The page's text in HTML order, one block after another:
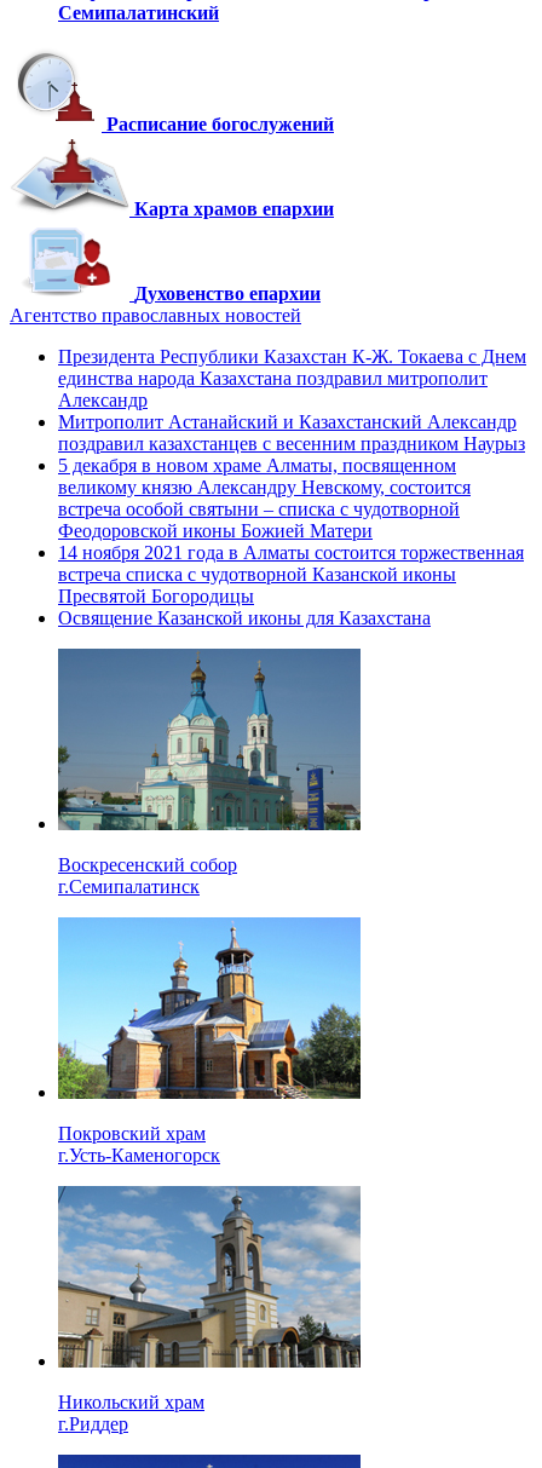
Семипалатинский
Расписание богослужений
Карта храмов епархии
Духовенство епархии
Агентство православных новостей
Президента Республики Казахстан К-Ж. Токаева с Днем
единства народа Казахстана поздравил митрополит
Александр
Митрополит Астанайский и Казахстанский Александр
поздравил казахстанцев с весенним праздником Наурыз
5 декабря в новом храме Алматы, посвященном
великому князю Александру Невскому, состоится
встреча особой святыни – списка с чудотворной
Феодоровской иконы Божией Матери
14 ноября 2021 года в Алматы состоится торжественная
встреча списка с чудотворной Казанской иконы
Пресвятой Богородицы
Освящение Казанской иконы для Казахстана
Воскресенский собор
г.Семипалатинск
Покровский храм
г.Усть-Каменогорск
Никольский храм
г.Риддер